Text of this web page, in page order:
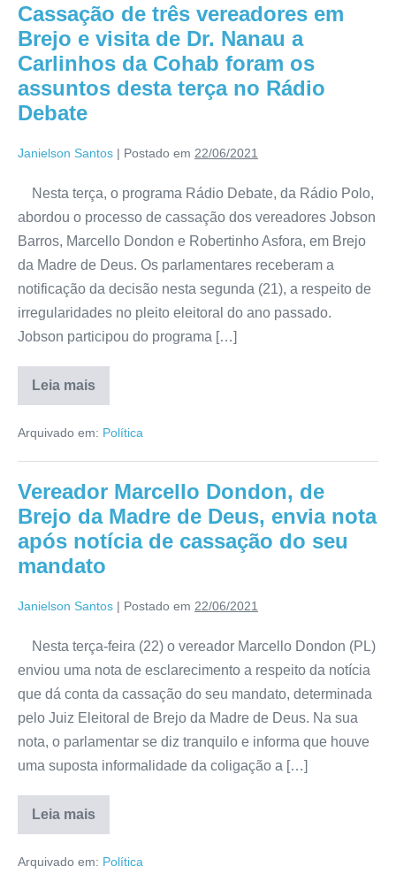
Cassação de três vereadores em
Brejo e visita de Dr. Nanau a
Carlinhos da Cohab foram os
assuntos desta terça no Rádio
Debate
Janielson Santos | Postado em 22/06/2021
Nesta terça, o programa Rádio Debate, da Rádio Polo,
abordou o processo de cassação dos vereadores Jobson
Barros, Marcello Dondon e Robertinho Asfora, em Brejo
da Madre de Deus. Os parlamentares receberam a
notificação da decisão nesta segunda (21), a respeito de
irregularidades no pleito eleitoral do ano passado.
Jobson participou do programa […]
Leia mais
Arquivado em: Política
Vereador Marcello Dondon, de
Brejo da Madre de Deus, envia nota
após notícia de cassação do seu
mandato
Janielson Santos | Postado em 22/06/2021
Nesta terça-feira (22) o vereador Marcello Dondon (PL)
enviou uma nota de esclarecimento a respeito da notícia
que dá conta da cassação do seu mandato, determinada
pelo Juiz Eleitoral de Brejo da Madre de Deus. Na sua
nota, o parlamentar se diz tranquilo e informa que houve
uma suposta informalidade da coligação a […]
Leia mais
Arquivado em: Política